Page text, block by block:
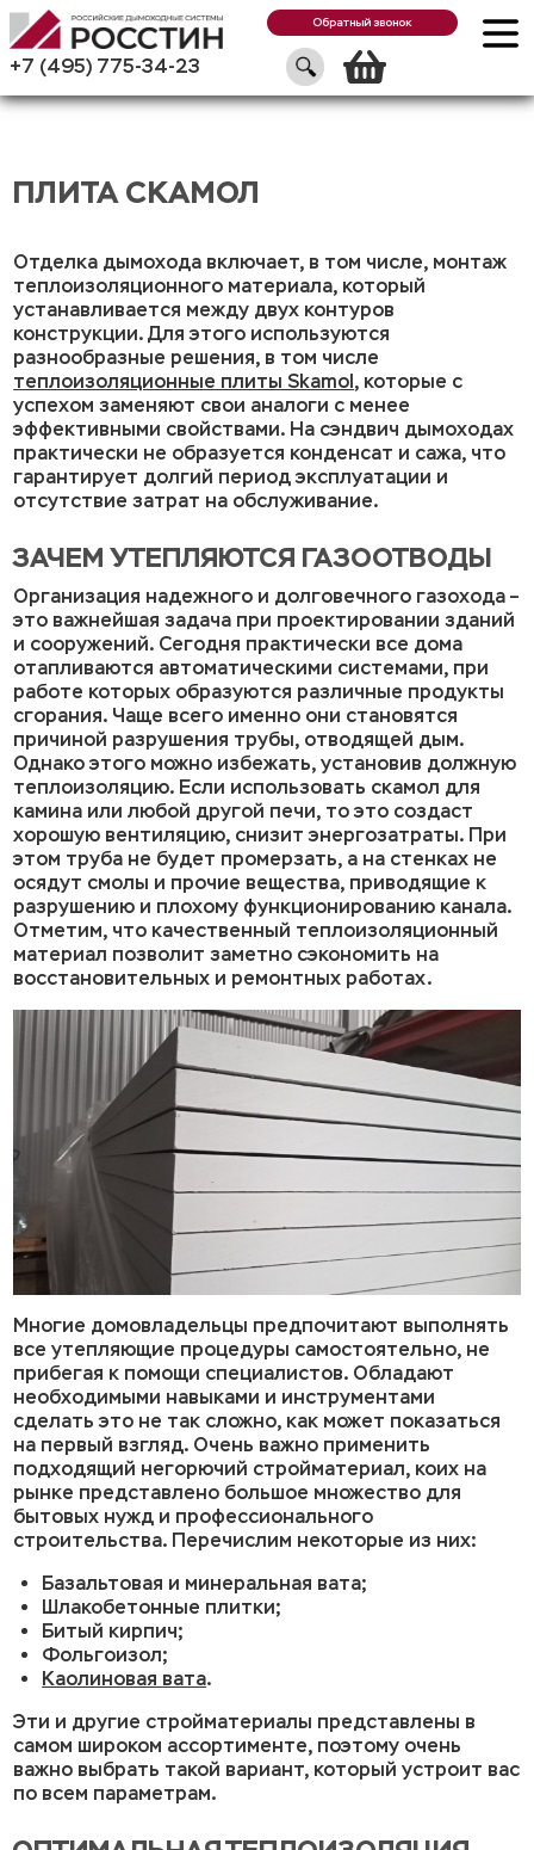
+7 (495) 775-34-23
Обратный звонок
ПЛИТА СКАМОЛ
Отделка дымохода включает, в том числе, монтаж
теплоизоляционного материала, который
устанавливается между двух контуров
конструкции. Для этого используются
разнообразные решения, в том числе
теплоизоляционные плиты Skamol, которые с
успехом заменяют свои аналоги с менее
эффективными свойствами. На сэндвич дымоходах
практически не образуется конденсат и сажа, что
гарантирует долгий период эксплуатации и
отсутствие затрат на обслуживание.
ЗАЧЕМ УТЕПЛЯЮТСЯ ГАЗООТВОДЫ
Организация надежного и долговечного газохода –
это важнейшая задача при проектировании зданий
и сооружений. Сегодня практически все дома
отапливаются автоматическими системами, при
работе которых образуются различные продукты
сгорания. Чаще всего именно они становятся
причиной разрушения трубы, отводящей дым.
Однако этого можно избежать, установив должную
теплоизоляцию. Если использовать скамол для
камина или любой другой печи, то это создаст
хорошую вентиляцию, снизит энергозатраты. При
этом труба не будет промерзать, а на стенках не
осядут смолы и прочие вещества, приводящие к
разрушению и плохому функционированию канала.
Отметим, что качественный теплоизоляционный
материал позволит заметно сэкономить на
восстановительных и ремонтных работах.
Многие домовладельцы предпочитают выполнять
все утепляющие процедуры самостоятельно, не
прибегая к помощи специалистов. Обладают
необходимыми навыками и инструментами
сделать это не так сложно, как может показаться
на первый взгляд. Очень важно применить
подходящий негорючий стройматериал, коих на
рынке представлено большое множество для
бытовых нужд и профессионального
строительства. Перечислим некоторые из них:
Базальтовая и минеральная вата;
Шлакобетонные плитки;
Битый кирпич;
Фольгоизол;
Каолиновая вата.
Эти и другие стройматериалы представлены в
самом широком ассортименте, поэтому очень
важно выбрать такой вариант, который устроит вас
по всем параметрам.